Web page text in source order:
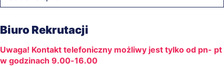
Biuro Rekrutacji
Uwaga! Kontakt telefoniczny możliwy jest tylko od pn- pt
w godzinach 9.00-16.00